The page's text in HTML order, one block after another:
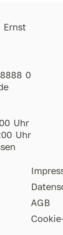
Ernst
0
Uhr
Uhr
AGB